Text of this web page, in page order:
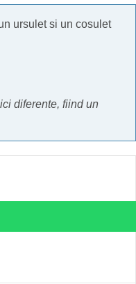
ursulet si un cosulet
diferente, fiind un